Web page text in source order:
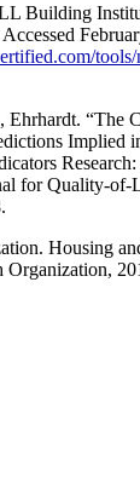
Building
Ehrhardt. “The
Implied
for Quality-of-
Housing
Organization,